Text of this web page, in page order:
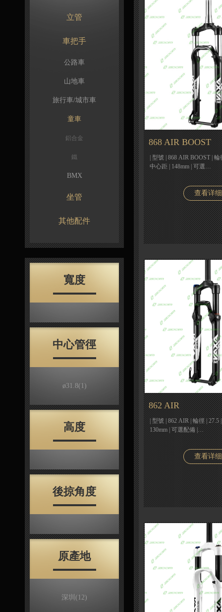
立管
車把手
公路車
山地車
旅行車/城市車
童車
鋁合金
鐵
BMX
坐管
其他配件
寬度
中心管徑
ø31.8(1)
高度
後掠角度
原產地
深圳 (12)
868 AIR BOOST
| 型號 | 868 AIR BOOST |
中心距 | 148mm | 可選…
查看详细
862 AIR
| 型號 | 862 AIR | 輪徑 |
130mm | 可選配備 |…
查看详细